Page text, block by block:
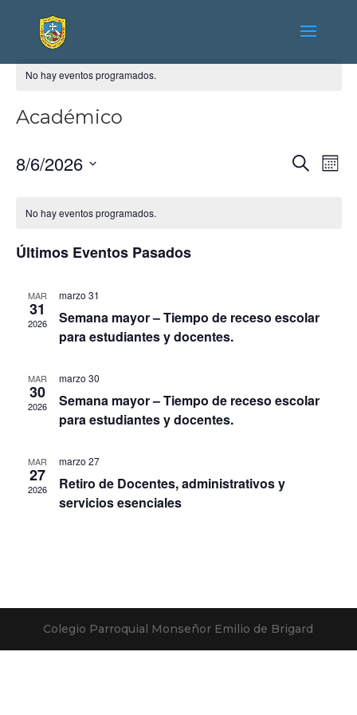
No hay eventos programados.
Académico
Buscar
de
Mes
8/6/2026
No hay eventos programados.
Últimos Eventos Pasados
MAR
31
2026
marzo 31
Semana mayor – Tiempo de receso escolar
para estudiantes y docentes.
MAR
30
2026
marzo 30
Semana mayor – Tiempo de receso escolar
para estudiantes y docentes.
MAR
27
2026
marzo 27
Retiro de Docentes, administrativos y
servicios esenciales
Colegio Parroquial Monseñor Emilio de Brigard